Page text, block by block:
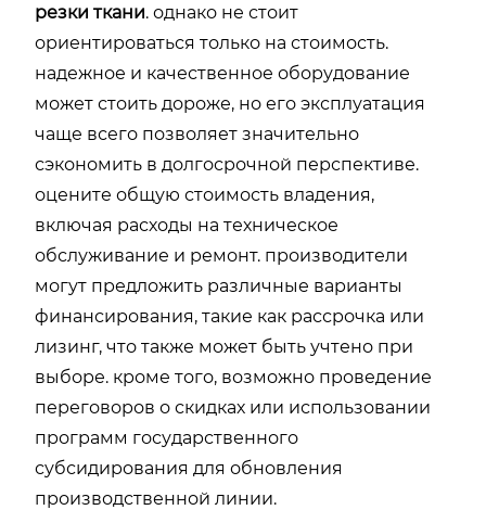
резки ткани. однако не стоит
ориентироваться только на стоимость.
надежное и качественное оборудование
может стоить дороже, но его эксплуатация
чаще всего позволяет значительно
сэкономить в долгосрочной перспективе.
оцените общую стоимость владения,
включая расходы на техническое
обслуживание и ремонт. производители
могут предложить различные варианты
финансирования, такие как рассрочка или
лизинг, что также может быть учтено при
выборе. кроме того, возможно проведение
переговоров о скидках или использовании
программ государственного
субсидирования для обновления
производственной линии.